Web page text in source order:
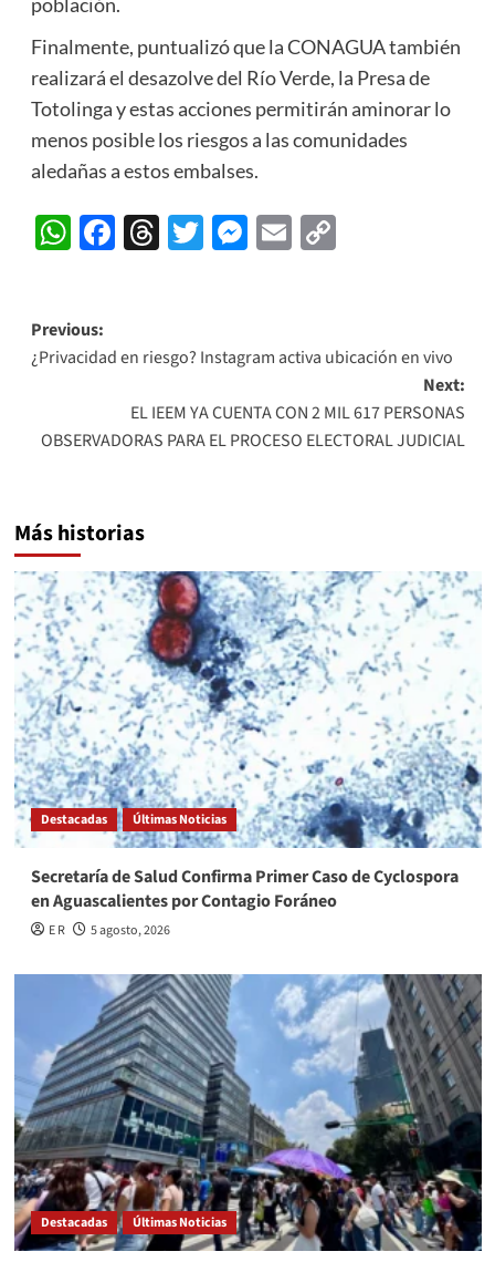
Finalmente, puntualizó que la CONAGUA también
realizará el desazolve del Río Verde, la Presa de
Totolinga y estas acciones permitirán aminorar lo
menos posible los riesgos a las comunidades
aledañas a estos embalses.
WhatsApp
Facebook
Threads
Twitter
Messenger
EmailCopy
Post
navigation
Previous:
¿Privacidad en riesgo? Instagram activa ubicación en vivo
Next:
EL IEEM YA CUENTA CON 2 MIL 617 PERSONAS
OBSERVADORAS PARA EL PROCESO ELECTORAL JUDICIAL
Más historias
Destacadas Últimas Noticias
Secretaría de Salud Confirma Primer Caso de Cyclospora
en Aguascalientes por Contagio Foráneo
E R 5 agosto, 2026
Destacadas Últimas Noticias